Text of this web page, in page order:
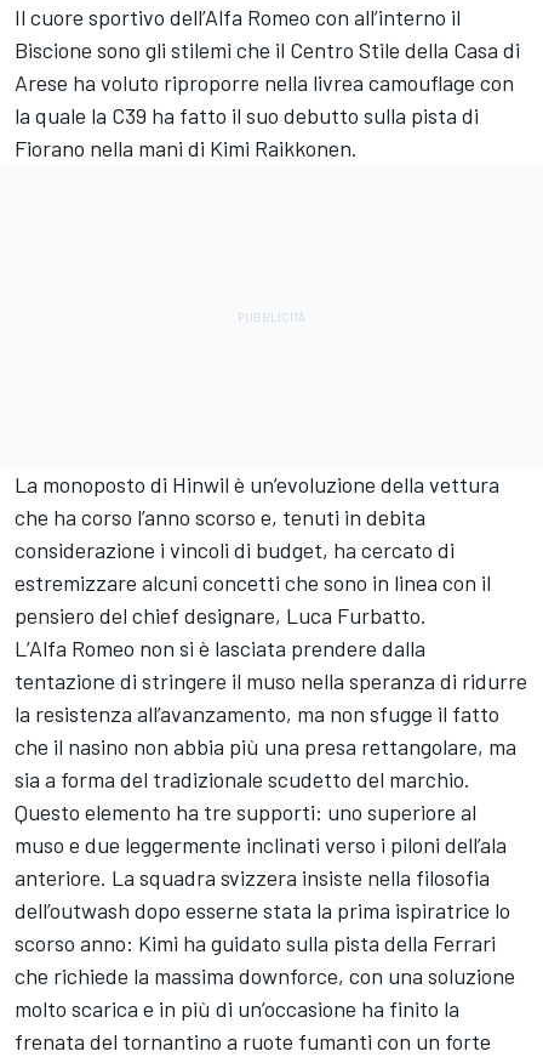
Il cuore sportivo dell’Alfa Romeo con all’interno il
Biscione sono gli stilemi che il Centro Stile della Casa di
Arese ha voluto riproporre nella livrea camouflage con
la quale la C39 ha fatto il suo debutto sulla pista di
Fiorano nella mani di Kimi Raikkonen.
La monoposto di Hinwil è un’evoluzione della vettura
che ha corso l’anno scorso e, tenuti in debita
considerazione i vincoli di budget, ha cercato di
estremizzare alcuni concetti che sono in linea con il
pensiero del chief designare, Luca Furbatto.
L’Alfa Romeo non si è lasciata prendere dalla
tentazione di stringere il muso nella speranza di ridurre
la resistenza all’avanzamento, ma non sfugge il fatto
che il nasino non abbia più una presa rettangolare, ma
sia a forma del tradizionale scudetto del marchio.
Questo elemento ha tre supporti: uno superiore al
muso e due leggermente inclinati verso i piloni dell’ala
anteriore. La squadra svizzera insiste nella filosofia
dell’outwash dopo esserne stata la prima ispiratrice lo
scorso anno: Kimi ha guidato sulla pista della Ferrari
che richiede la massima downforce, con una soluzione
molto scarica e in più di un’occasione ha finito la
frenata del tornantino a ruote fumanti con un forte